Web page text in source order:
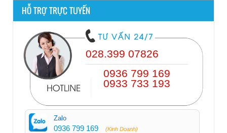
HỖ TRỢ TRỰC TUYẾN
028.399 07826
0936 799 169
0933 733 193
Zalo
0936 799 169 (Kinh Doanh)